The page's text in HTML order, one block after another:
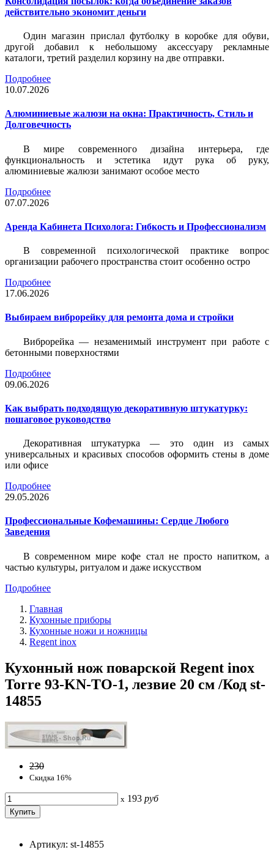
действительно экономит деньги
Один магазин прислал футболку в коробке для обуви,
другой добавил к небольшому аксессуару рекламные
каталоги, третий разделил корзину на две отправки.
Подробнее
10.07.2026
Алюминиевые жалюзи на окна: Практичность, Стиль и
Долговечность
В мире современного дизайна интерьера, где
функциональность и эстетика идут рука об руку,
алюминиевые жалюзи занимают особое место
Подробнее
07.07.2026
Аренда Кабинета Психолога: Гибкость и Профессионализм
В современной психологической практике вопрос
организации рабочего пространства стоит особенно остро
Подробнее
17.06.2026
Выбираем виброрейку для ремонта дома и стройки
Виброрейка — незаменимый инструмент при работе с
бетонными поверхностями
Подробнее
09.06.2026
Как выбрать подходящую декоративную штукатурку:
пошаговое руководство
Декоративная штукатурка — это один из самых
универсальных и красивых способов оформить стены в доме
или офисе
Подробнее
29.05.2026
Профессиональные Кофемашины: Сердце Любого
Заведения
В современном мире кофе стал не просто напитком, а
частью культуры, ритуалом и даже искусством
Подробнее
Главная
Кухонные приборы
Кухонные ножи и ножницы
Regent inox
Кухонный нож поварской Regent inox
Torre 93-KN-TO-1, лезвие 20 см /Код st-
14855
230
Скидка 16%
x 193 руб
Артикул: st-14855